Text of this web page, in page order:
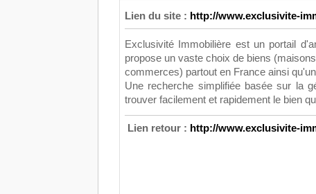
Lien du site : http://www.exclusivite-
Exclusivité Immobilière est un portail
propose un vaste choix de biens
commerces) partout en France ainsi
Une recherche simplifiée basée sur la
trouver facilement et rapidement le bien
Lien retour : http://www.exclusivite-